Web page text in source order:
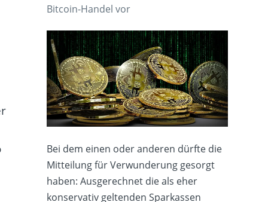
Bitcoin-Handel vor
Bei dem einen oder anderen dürfte die
Mitteilung für Verwunderung gesorgt
haben: Ausgerechnet die als eher
konservativ geltenden Sparkassen